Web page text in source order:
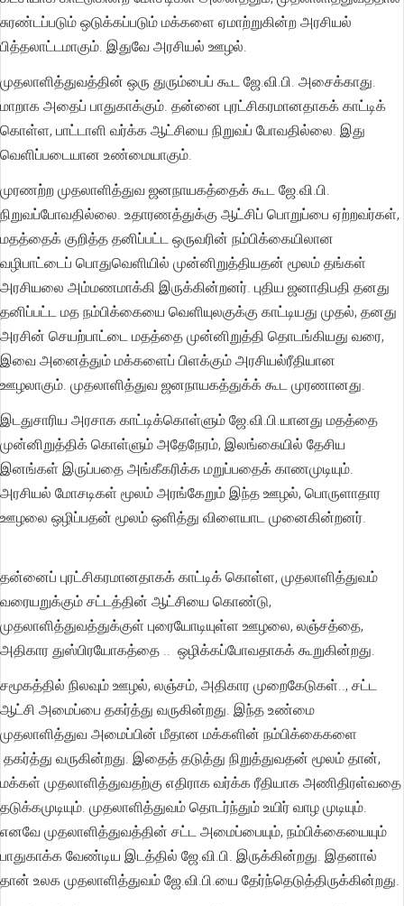
சுரண்டப்படும் ஒடுக்கப்படும் மக்களை ஏமாற்றுகின்ற அரசியல்
பித்தலாட்டமாகும். இதுவே அரசியல் ஊழல்.
முதலாளித்துவத்தின் ஒரு துரும்பைப் கூட ஜே.வி.பி. அசைக்காது.
மாறாக அதைப் பாதுகாக்கும். தன்னை புரட்சிகரமானதாகக் காட்டிக்
கொள்ள, பாட்டாளி வர்க்க ஆட்சியை நிறுவப் போவதில்லை. இது
வெளிப்படையான உண்மையாகும்.
முரணற்ற முதலாளித்துவ ஜனநாயகத்தைக் கூட ஜே.வி.பி.
நிறுவப்போவதில்லை. உதாரணத்துக்கு ஆட்சிப் பொறுப்பை ஏற்றவர்கள்,
மதத்தைக் குறித்த தனிப்பட்ட ஒருவரின் நம்பிக்கையிலான
வழிபாட்டைப் பொதுவெளியில் முன்னிறுத்தியதன் மூலம் தங்கள்
அரசியலை அம்மணமாக்கி இருக்கின்றனர். புதிய ஜனாதிபதி தனது
தனிப்பட்ட மத நம்பிக்கையை வெளியுலகுக்கு காட்டியது முதல், தனது
அரசின் செயற்பாட்டை மதத்தை முன்னிறுத்தி தொடங்கியது வரை,
இவை அனைத்தும் மக்களைப் பிளக்கும் அரசியல்ரீதியான
ஊழலாகும். முதலாளித்துவ ஜனநாயகத்துக்க் கூட முரணானது.
இடதுசாரிய அரசாக காட்டிக்கொள்ளும் ஜே.வி.பி.யானது மதத்தை
முன்னிறுத்திக் கொள்ளும் அதேநேரம், இலங்கையில் தேசிய
இனங்கள் இருப்பதை அங்கீகரிக்க மறுப்பதைக் காணமுடியும்.
அரசியல் மோசடிகள் மூலம் அரங்கேறும் இந்த ஊழல், பொருளாதார
ஊழலை ஒழிப்பதன் மூலம் ஒளித்து விளையாட முனைகின்றனர்.
தன்னைப் புரட்சிகரமானதாகக் காட்டிக் கொள்ள, முதலாளித்துவம்
வரையறுக்கும் சட்டத்தின் ஆட்சியை கொண்டு,
முதலாளித்துவத்துக்குள் புரையோடியுள்ள ஊழலை, லஞ்சத்தை,
அதிகார துஸ்பிரயோகத்தை .. ஒழிக்கப்போவதாகக் கூறுகின்றது.
சமூகத்தில் நிலவும் ஊழல், லஞ்சம், அதிகார முறைகேடுகள்.., சட்ட
ஆட்சி அமைப்பை தகர்த்து வருகின்றது. இந்த உண்மை
முதலாளித்துவ அமைப்பின் மீதான மக்களின் நம்பிக்கைகளை
தகர்த்து வருகின்றது. இதைத் தடுத்து நிறுத்துவதன் மூலம் தான்,
மக்கள் முதலாளித்துவதற்கு எதிராக வர்க்க ரீதியாக அணிதிரள்வதை
தடுக்கமுடியும். முதலாளித்துவம் தொடர்ந்தும் உயிர் வாழ முடியும்.
எனவே முதலாளித்துவத்தின் சட்ட அமைப்பையும், நம்பிக்கையையும்
பாதுகாக்க வேண்டிய இடத்தில் ஜே.வி.பி. இருக்கின்றது. இதனால்
தான் உலக முதலாளித்துவம் ஜே.வி.பி.யை தேர்ந்தெடுத்திருக்கின்றது.